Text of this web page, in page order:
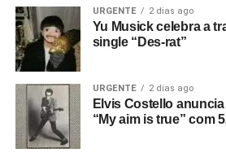
URGENTE 2 dias ago
Yu Musick celebra a
single “Des-rat”
URGENTE 2 dias ago
Elvis Costello
“My aim is true” com